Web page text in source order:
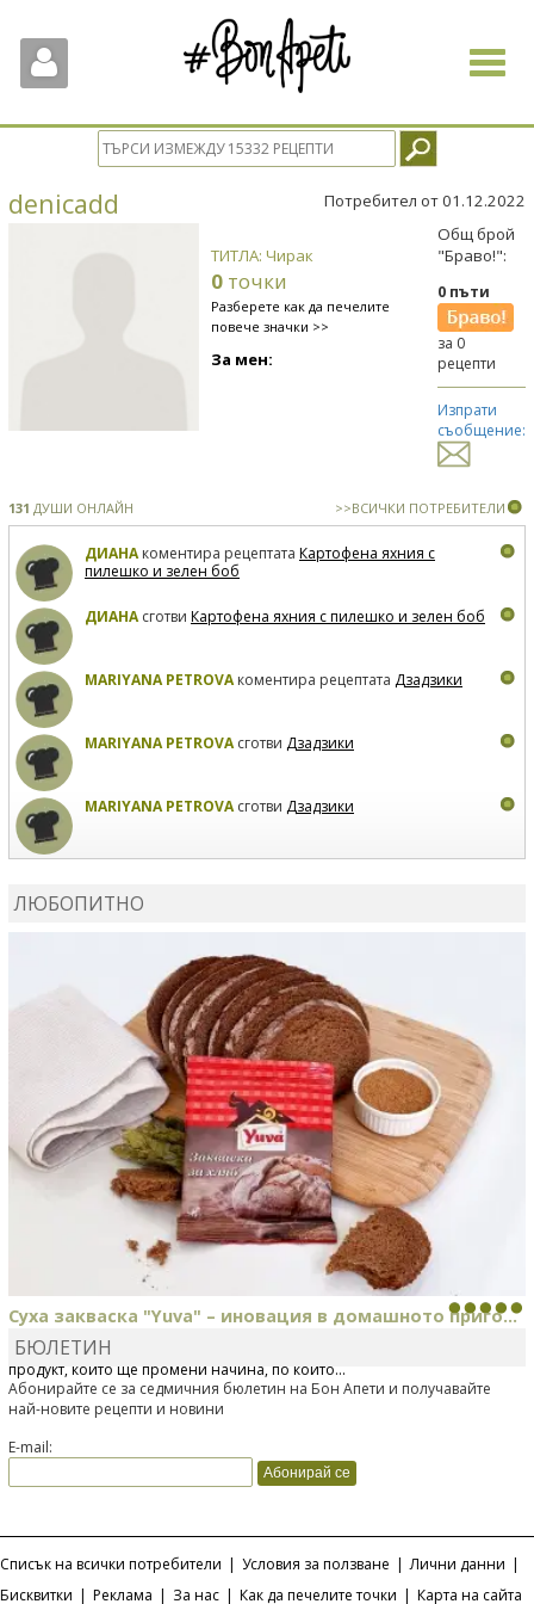
Toggle
denicadd Потребител от 01.12.2022
ТИТЛА: Чирак
0 точки
Разберете как да печелите
повече значки >>
За мен:
Общ брой
"Браво!":
0 пъти
за 0
рецепти
Изпрати
съобщение:
131 ДУШИ ОНЛАЙН >>ВСИЧКИ ПОТРЕБИТЕЛИ
ДИАНАкоментира рецептата Картофена яхния с
пилешко и зелен боб
ДИАНАсготви Картофена яхния с пилешко и зелен боб
MARIYANA PETROVAкоментира рецептата Дзадзики
MARIYANA PETROVAсготви Дзадзики
MARIYANA PETROVAсготви Дзадзики
ЛЮБОПИТНО
Суха закваска "Yuva" – иновация в домашното приго...
Отскоро Лесафр България стартира предлагането на изцяло нов
продукт, който ще промени начина, по който...
БЮЛЕТИН
Абонирайте се за седмичния бюлетин на Бон Апети и получавайте
най-новите рецепти и новини
E-mail:
Списък на всички потребители | Условия за ползване | Лични данни |
Бисквитки | Реклама | За нас | Как да печелите точки | Карта на сайта